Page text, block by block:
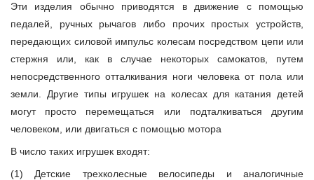
Эти изделия обычно приводятся в движение с помощью
педалей, ручных рычагов либо прочих простых устройств,
передающих силовой импульс колесам посредством цепи или
стержня или, как в случае некоторых самокатов, путем
непосредственного отталкивания ноги человека от пола или
земли. Другие типы игрушек на колесах для катания детей
могут просто перемещаться или подталкиваться другим
человеком, или двигаться с помощью мотора
В число таких игрушек входят:
(1) Детские трехколесные велосипеды и аналогичные